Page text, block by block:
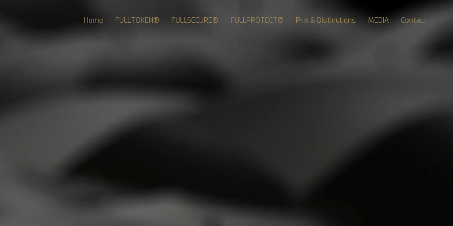
Home FULLTOKEN® FULLSECURE® FULLPROTECT® Prix & Distinctions MEDIA Contact